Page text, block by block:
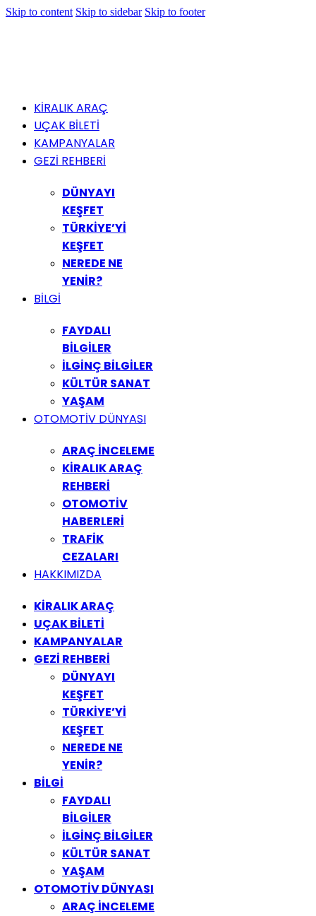
Skip to content Skip to sidebar Skip to footer
KİRALIK ARAÇ
UÇAK BİLETİ
KAMPANYALAR
GEZİ REHBERİ
DÜNYAYI
KEŞFET
TÜRKİYE’Yİ
KEŞFET
NEREDE NE
YENİR?
BİLGİ
FAYDALI
BİLGİLER
İLGİNÇ BİLGİLER
KÜLTÜR SANAT
YAŞAM
OTOMOTİV DÜNYASI
ARAÇ İNCELEME
KİRALIK ARAÇ
REHBERİ
OTOMOTİV
HABERLERİ
TRAFİK
CEZALARI
HAKKIMIZDA
KİRALIK ARAÇ
UÇAK BİLETİ
KAMPANYALAR
GEZİ REHBERİ
DÜNYAYI
KEŞFET
TÜRKİYE’Yİ
KEŞFET
NEREDE NE
YENİR?
BİLGİ
FAYDALI
BİLGİLER
İLGİNÇ BİLGİLER
KÜLTÜR SANAT
YAŞAM
OTOMOTİV DÜNYASI
ARAÇ İNCELEME